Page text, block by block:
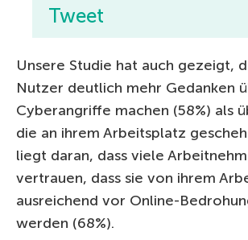
Tweet
Unsere Studie hat auch gezeigt,
Nutzer deutlich mehr Gedanken
Cyberangriffe machen (58%) als
die an ihrem Arbeitsplatz
liegt daran, dass viele
vertrauen, dass sie von ihrem
ausreichend vor Online-
werden (68%).